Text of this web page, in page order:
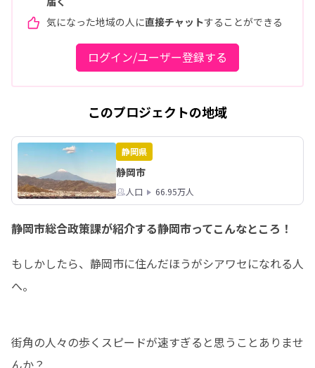
気になった地域の人に直接チャットすることができる
ログイン/ユーザー登録する
このプロジェクトの地域
静岡県
静岡市
人口 66.95万人
静岡市総合政策課が紹介する静岡市ってこんなところ！
もしかしたら、静岡市に住んだほうがシアワセになれる人
へ。
街角の人々の歩くスピードが速すぎると思うことありませ
んか？